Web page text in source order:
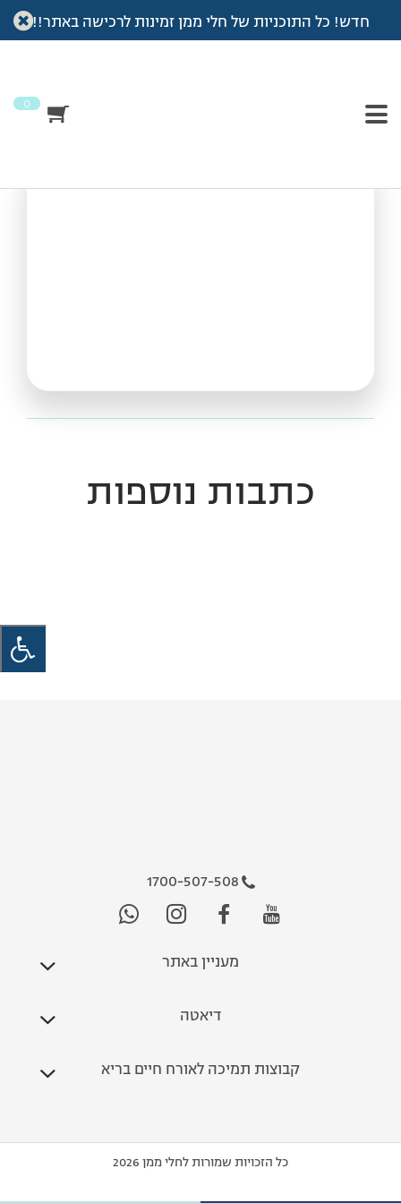
חדש! כל התוכניות של חלי ממן זמינות לרכישה באתר!!
0
עמוד הבית >
Vod
>עם המדריכה אלינור – פילאטיס מזרן
כתבות נוספות
1700-507-508
מעניין באתר
דיאטה
קבוצות תמיכה לאורח חיים בריא
כל הזכויות שמורות לחלי ממן 2026